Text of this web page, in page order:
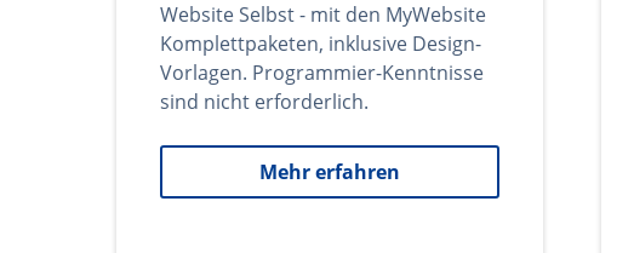
Website Selbst - mit den MyWebsite
Komplettpaketen, inklusive Design-
Vorlagen. Programmier-Kenntnisse
sind nicht erforderlich.
Mehr erfahren